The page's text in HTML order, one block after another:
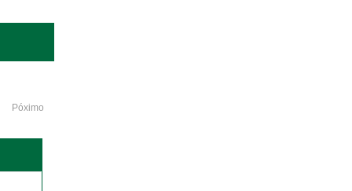
Póximo